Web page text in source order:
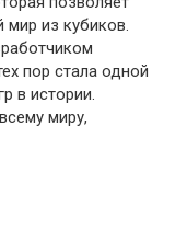
мир из кубиков.
пор стала одной
в истории.
миру,